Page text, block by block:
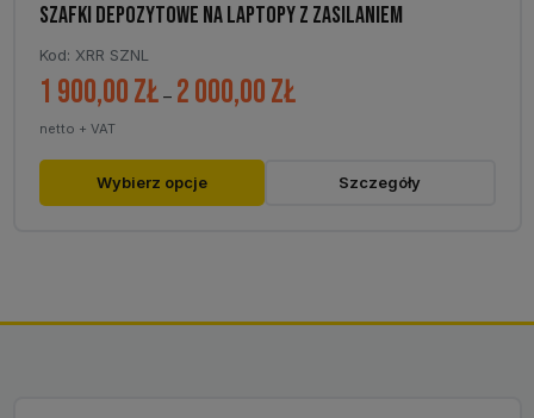
SZAFKI DEPOZYTOWE NA LAPTOPY Z ZASILANIEM
Kod: XRR SZNL
1 900,00zł – 2 000,00zł
netto + VAT
Wybierz opcje
Ten
produkt
można
Szczegóły